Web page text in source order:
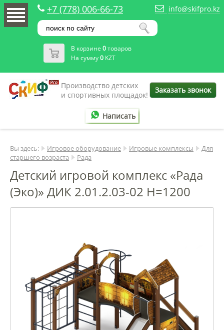
+7 (778) 006-66-73 info@skifpro.kz
В корзине 0товаров
На сумму0 KZT
Производство детских
и спортивных площадок!
Заказать звонок
Написать
Вы здесь: Игровое оборудование Игровые комплексы
Для
старшего возраста
Рада
Детский игровой комплекс «Рада
(Эко)» ДИК 2.01.2.03-02 H=1200